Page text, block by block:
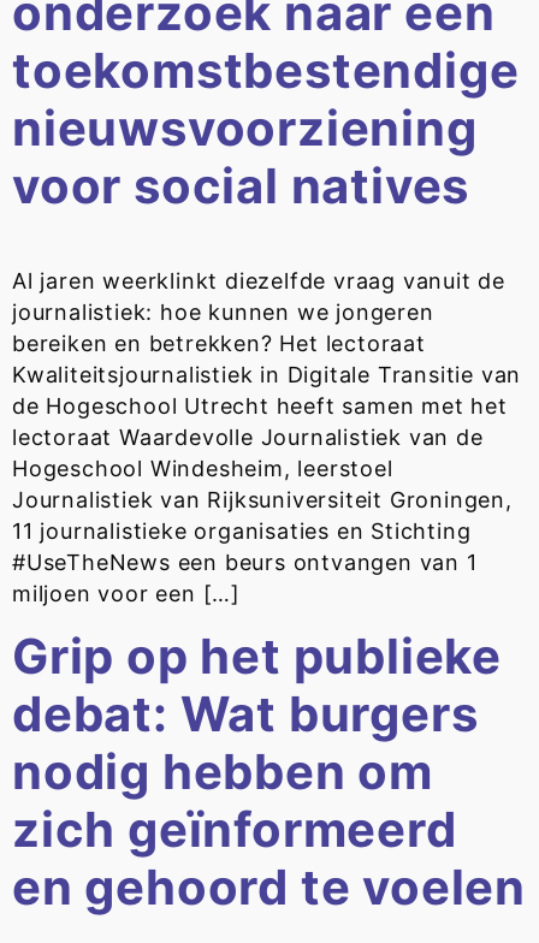
onderzoek naar een
toekomstbestendige
nieuwsvoorziening
voor social natives
Al jaren weerklinkt diezelfde vraag vanuit de
journalistiek: hoe kunnen we jongeren
bereiken en betrekken? Het lectoraat
Kwaliteitsjournalistiek in Digitale Transitie van
de Hogeschool Utrecht heeft samen met het
lectoraat Waardevolle Journalistiek van de
Hogeschool Windesheim, leerstoel
Journalistiek van Rijksuniversiteit Groningen,
11 journalistieke organisaties en Stichting
#UseTheNews een beurs ontvangen van 1
miljoen voor een […]
Grip op het publieke
debat: Wat burgers
nodig hebben om
zich geïnformeerd
en gehoord te voelen